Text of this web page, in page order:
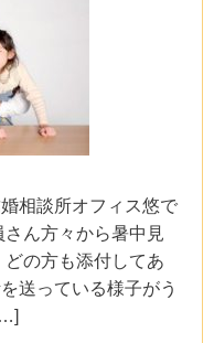
相談所オフィス悠で
ん方々から暑中見
の方も添付してあ
送っている様子がう